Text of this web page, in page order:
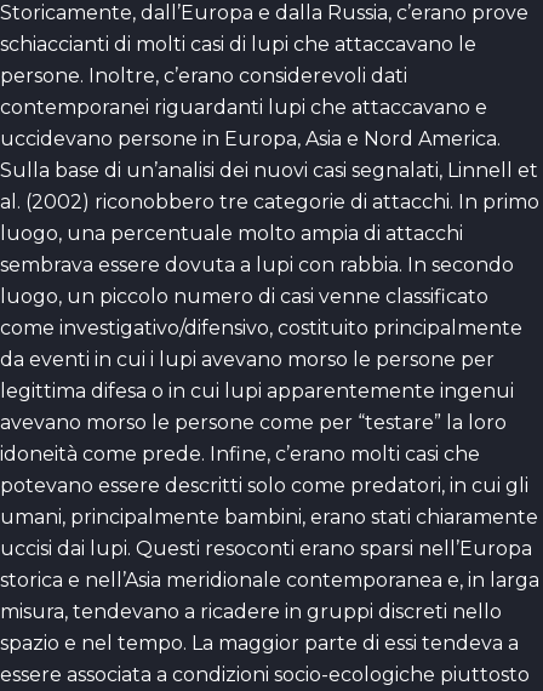
Storicamente, dall’Europa e dalla Russia, c’erano prove
schiaccianti di molti casi di lupi che attaccavano le
persone. Inoltre, c’erano considerevoli dati
contemporanei riguardanti lupi che attaccavano e
uccidevano persone in Europa, Asia e Nord America.
Sulla base di un’analisi dei nuovi casi segnalati, Linnell et
al. (2002) riconobbero tre categorie di attacchi. In primo
luogo, una percentuale molto ampia di attacchi
sembrava essere dovuta a lupi con rabbia. In secondo
luogo, un piccolo numero di casi venne classificato
come investigativo/difensivo, costituito principalmente
da eventi in cui i lupi avevano morso le persone per
legittima difesa o in cui lupi apparentemente ingenui
avevano morso le persone come per “testare” la loro
idoneità come prede. Infine, c’erano molti casi che
potevano essere descritti solo come predatori, in cui gli
umani, principalmente bambini, erano stati chiaramente
uccisi dai lupi. Questi resoconti erano sparsi nell’Europa
storica e nell’Asia meridionale contemporanea e, in larga
misura, tendevano a ricadere in gruppi discreti nello
spazio e nel tempo. La maggior parte di essi tendeva a
essere associata a condizioni socio-ecologiche piuttosto